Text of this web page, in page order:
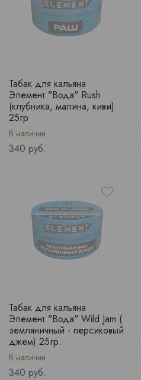
Табак для кальяна
Элемент "Вода" Rush
(клубника, малина, киви)
25гр
В наличии
Price
340 руб.
Табак для кальяна
Элемент "Вода" Wild Jam (
земляничный - персиковый
джем) 25гр.
В наличии
Price
340 руб.